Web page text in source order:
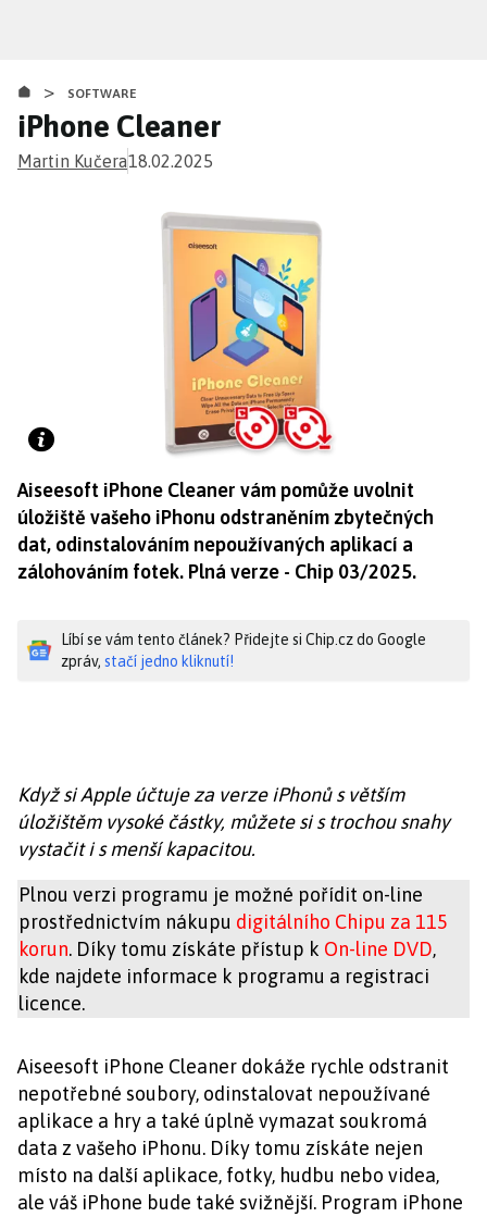
obsahu
> SOFTWARE
iPhone Cleaner
Martin Kučera18.02.2025
Aiseesoft iPhone Cleaner vám pomůže uvolnit
úložiště vašeho iPhonu odstraněním zbytečných
dat, odinstalováním nepoužívaných aplikací a
zálohováním fotek. Plná verze - Chip 03/2025.
Líbí se vám tento článek? Přidejte si Chip.cz do Google
zpráv, stačí jedno kliknutí!
Když si Apple účtuje za verze iPhonů s větším
úložištěm vysoké částky, můžete si s trochou snahy
vystačit i s menší kapacitou.
Plnou verzi programu je možné pořídit on-line
prostřednictvím nákupu digitálního Chipu za 115
korun. Díky tomu získáte přístup k On-line DVD,
kde najdete informace k programu a registraci
licence.
Aiseesoft iPhone Cleaner dokáže rychle odstranit
nepotřebné soubory, odinstalovat nepoužívané
aplikace a hry a také úplně vymazat soukromá
data z vašeho iPhonu. Díky tomu získáte nejen
místo na další aplikace, fotky, hudbu nebo videa,
ale váš iPhone bude také svižnější. Program iPhone